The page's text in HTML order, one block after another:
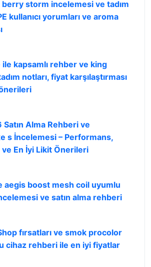
berry storm incelemesi ve tadım
kullanıcı yorumları ve aroma
ile kapsamlı rehber ve king
notları, fiyat karşılaştırması
Alma Rehberi ve
s İncelemesi – Performans,
En İyi Likit Önerileri
aegis boost mesh coil uyumlu
ve satın alma rehberi
fırsatları ve smok procolor
cihaz rehberi ile en iyi fiyatlar